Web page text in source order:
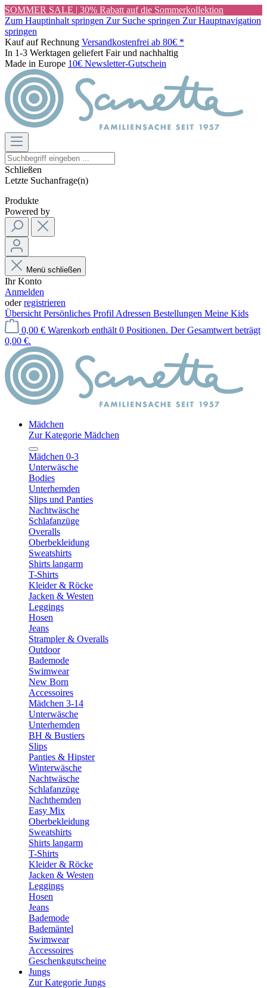
SOMMER SALE | 30% Rabatt auf die Sommerkollektion
Zum Hauptinhalt springen Zur Suche springen Zur Hauptnavigation
springen
Kauf auf Rechnung Versandkostenfrei ab 80€ *
In 1-3 Werktagen geliefert Fair und nachhaltig
Made in Europe 10€ Newsletter-Gutschein
Schließen
Letzte Suchanfrage(n)
Produkte
Powered by
Menü schließen
Ihr Konto
Anmelden
oderregistrieren
Übersicht Persönliches Profil Adressen Bestellungen Meine Kids
0,00 € Warenkorb enthält 0 Positionen. Der Gesamtwert beträgt
0,00 €.
Mädchen
Zur Kategorie Mädchen
Mädchen 0-3
Unterwäsche
Bodies
Unterhemden
Slips und Panties
Nachtwäsche
Schlafanzüge
Overalls
Oberbekleidung
Sweatshirts
Shirts langarm
T-Shirts
Kleider & Röcke
Jacken & Westen
Leggings
Hosen
Jeans
Strampler & Overalls
Outdoor
Bademode
Swimwear
New Born
Accessoires
Mädchen 3-14
Unterwäsche
Unterhemden
BH & Bustiers
Slips
Panties & Hipster
Winterwäsche
Nachtwäsche
Schlafanzüge
Nachthemden
Easy Mix
Oberbekleidung
Sweatshirts
Shirts langarm
T-Shirts
Kleider & Röcke
Jacken & Westen
Leggings
Hosen
Jeans
Bademode
Bademäntel
Swimwear
Accessoires
Geschenkgutscheine
Jungs
Zur Kategorie Jungs